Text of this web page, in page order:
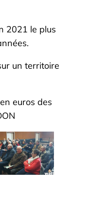
2021 le plus
un territoire
euros des